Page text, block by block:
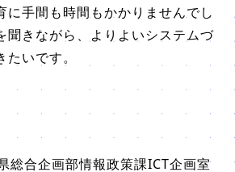
に手間も時間もかかりませんでし
聞きながら、よりよいシステムづ
いです。
総合企画部情報政策課ICT企画室